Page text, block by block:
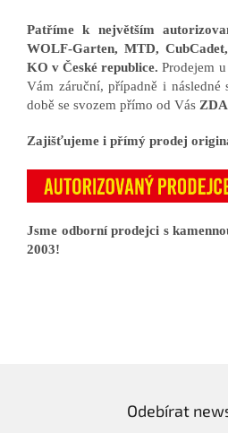
Patříme k největším
WOLF-Garten, MTD,
KO v České republice.Prodejem
Vám záruční, případně i
době se svozem přímo od Vás
Zajišťujeme i přímý prodej
Jsme odborní prodejci s
2003!
Odebírat